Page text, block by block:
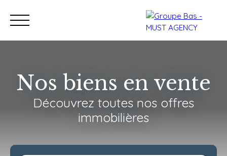
Acheter Vendre Programmes
Nos biens en vente
Découvrez toutes nos offres
immobilières